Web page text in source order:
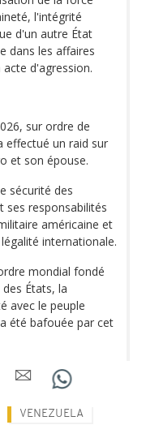
l'intégrité
d'un autre État
dans les affaires
d'agression.
sur ordre de
effectué un raid sur
et son épouse.
sécurité des
ses responsabilités
américaine et
internationale.
mondial fondé
États, la
avec le peuple
été bafouée par cet
VENEZUELA